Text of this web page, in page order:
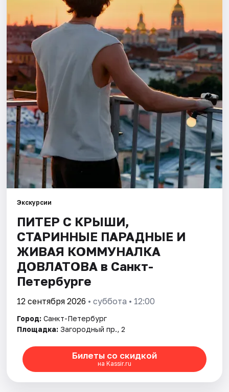
Города
Площадки
Артисты
Рейтинги
Экскурсии
ПИТЕР С КРЫШИ,
СТАРИННЫЕ ПАРАДНЫЕ И
ЖИВАЯ КОММУНАЛКА
ДОВЛАТОВА в Санкт-
Петербурге
12 сентября 2026 • суббота • 12:00
Город: Санкт-Петербург
Площадка: Загородный пр., 2
Билеты со скидкой
на Kassir.ru